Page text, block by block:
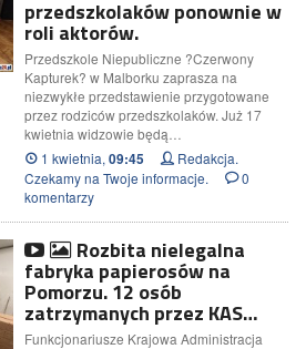
przedszkolaków ponownie w
roli aktorów.
Przedszkole Niepubliczne ?Czerwony
Kapturek? w Malborku zaprasza na
niezwykłe przedstawienie przygotowane
przez rodziców przedszkolaków. Już 17
kwietnia widzowie będą…
1 kwietnia, 09:45
Redakcja.
Czekamy na Twoje informacje.
0
komentarzy
Rozbita nielegalna
fabryka papierosów na
Pomorzu. 12 osób
zatrzymanych przez KAS…
Funkcjonariusze Krajowa Administracja